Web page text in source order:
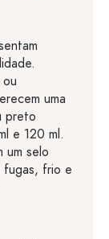
uma
preto
e 120 ml.
um selo
fugas, frio e